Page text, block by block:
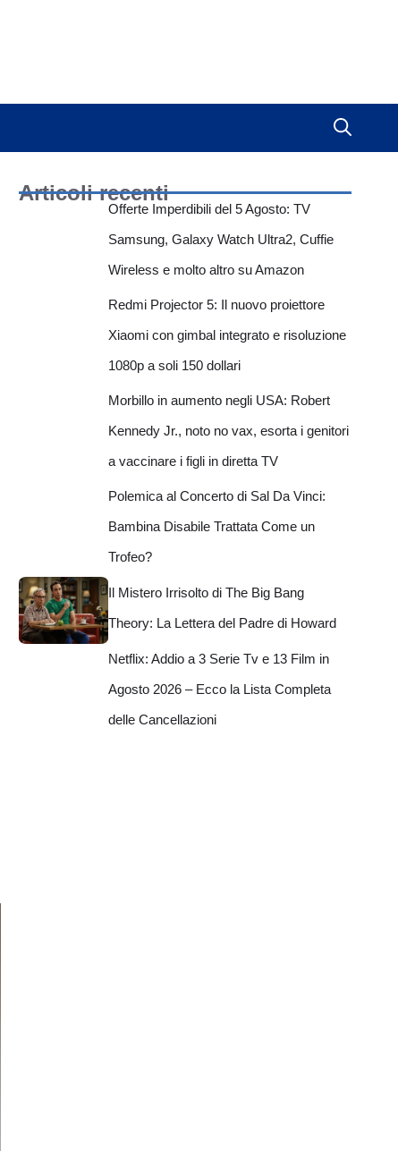
Articoli recenti
Offerte Imperdibili del 5 Agosto: TV
Samsung, Galaxy Watch Ultra2, Cuffie
Wireless e molto altro su Amazon
Redmi Projector 5: Il nuovo proiettore
Xiaomi con gimbal integrato e risoluzione
1080p a soli 150 dollari
Morbillo in aumento negli USA: Robert
Kennedy Jr., noto no vax, esorta i genitori
a vaccinare i figli in diretta TV
Polemica al Concerto di Sal Da Vinci:
Bambina Disabile Trattata Come un
Trofeo?
Il Mistero Irrisolto di The Big Bang
Theory: La Lettera del Padre di Howard
Netflix: Addio a 3 Serie Tv e 13 Film in
Agosto 2026 – Ecco la Lista Completa
delle Cancellazioni